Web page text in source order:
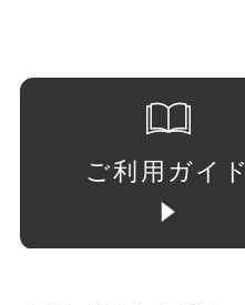
ご利用ガイド